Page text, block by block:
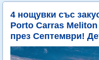
4 нощувки със
Porto Carras
през Септември!